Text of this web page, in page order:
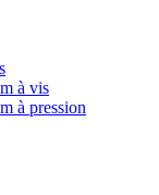
à vis
à pression